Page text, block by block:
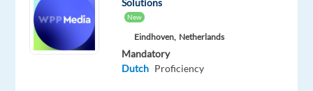
team
te
komen
New
Eindhoven, Netherlands
Mandatory
Dutch Proficiency